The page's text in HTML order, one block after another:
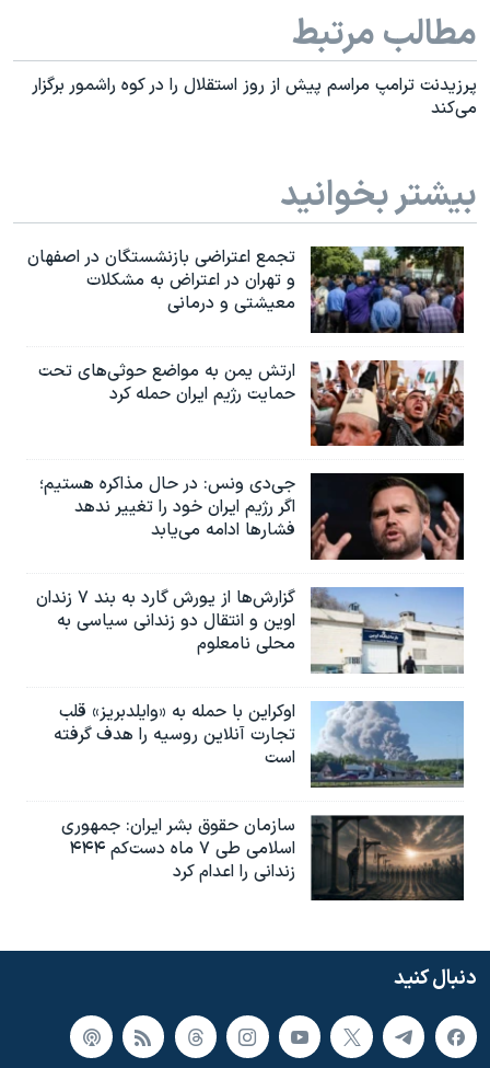
مطالب مرتبط
پرزیدنت ترامپ مراسم پیش از روز استقلال را در کوه راشمور برگزار
می‌کند
بیشتر بخوانید
تجمع اعتراضی بازنشستگان در اصفهان
و تهران در اعتراض به مشکلات
معیشتی و درمانی
ارتش یمن به مواضع حوثی‌های تحت
حمایت رژیم ایران حمله کرد
جی‌دی ونس: در حال مذاکره هستیم؛
اگر رژیم ایران خود را تغییر ندهد
فشارها ادامه می‌یابد
گزارش‌ها از یورش گارد به بند ۷ زندان
اوین و انتقال دو زندانی سیاسی به
محلی نامعلوم
اوکراین با حمله به «وایلدبریز» قلب
تجارت آنلاین روسیه را هدف گرفته
است
سازمان حقوق بشر ایران: جمهوری
اسلامی طی ۷ ماه دست‌کم ۴۴۴
زندانی را اعدام کرد
دنبال کنید